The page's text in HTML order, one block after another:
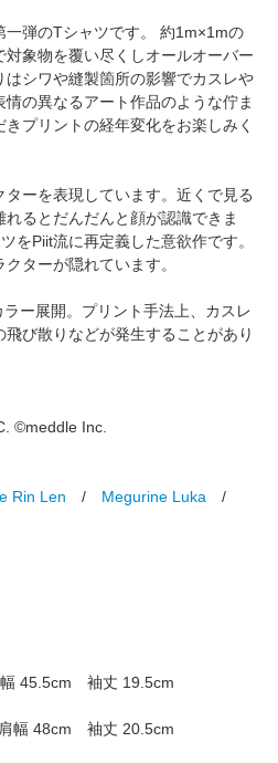
一弾のTシャツです。 約1m×1mの
象物を覆い尽くしオールオーバー
シワや縫製箇所の影響でカスレや
の異なるアート作品のような佇ま
プリントの経年変化をお楽しみく
ーを表現しています。近くで見る
るとだんだんと顔が認識できま
をPiit流に再定義した意欲作です。
ターが隠れています。
ー展開。プリント手法上、カスレ
び散りなどが発生することがあり
©meddle Inc.
Rin Len / Megurine Luka /
45.5cm 袖丈 19.5cm
幅 48cm 袖丈 20.5cm